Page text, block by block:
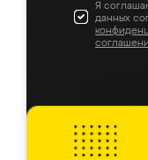
Я
данных